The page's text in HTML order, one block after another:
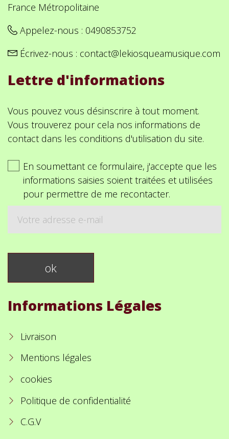
France Métropolitaine
Appelez-nous : 0490853752
Écrivez-nous : contact@lekiosqueamusique.com
Lettre d'informations
Vous pouvez vous désinscrire à tout moment.
Vous trouverez pour cela nos informations de
contact dans les conditions d'utilisation du site.
En soumettant ce formulaire, j'accepte que les
informations saisies soient traitées et utilisées
pour permettre de me recontacter.
Informations Légales
Livraison
Mentions légales
cookies
Politique de confidentialité
C.G.V